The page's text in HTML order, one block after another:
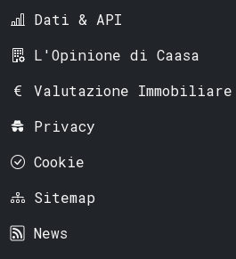
Dati & API
L'Opinione di Caasa
Valutazione Immobiliare
Privacy
Cookie
Sitemap
News